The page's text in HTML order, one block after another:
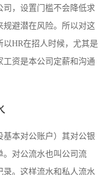
，设置门槛不会降低求
规避潜在风险。所以对这
HR在招人时候，尤其是
资是本公司定薪和沟通
本对公账户）其对公银
。对公流水也叫公司流
。这样流水和私人流水